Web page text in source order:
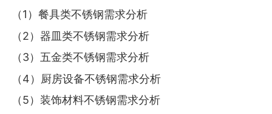
（1）餐具类不锈钢需求分析
（2）器皿类不锈钢需求分析
（3）五金类不锈钢需求分析
（4）厨房设备不锈钢需求分析
（5）装饰材料不锈钢需求分析